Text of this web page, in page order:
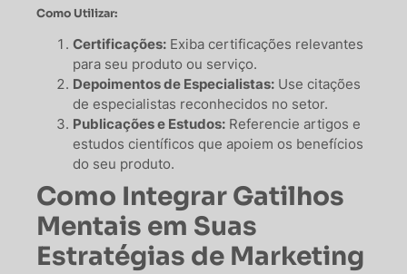
Como Utilizar:
Certificações: Exiba certificações relevantes
para seu produto ou serviço.
Depoimentos de Especialistas: Use citações
de especialistas reconhecidos no setor.
Publicações e Estudos: Referencie artigos e
estudos científicos que apoiem os benefícios
do seu produto.
Como Integrar Gatilhos
Mentais em Suas
Estratégias de Marketing